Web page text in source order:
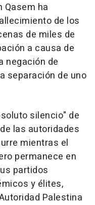
Qasem ha
de los
de miles de
a causa de
negación de
separación de uno
silencio" de
las autoridades
mientras el
permanece en
partidos
y élites,
Palestina